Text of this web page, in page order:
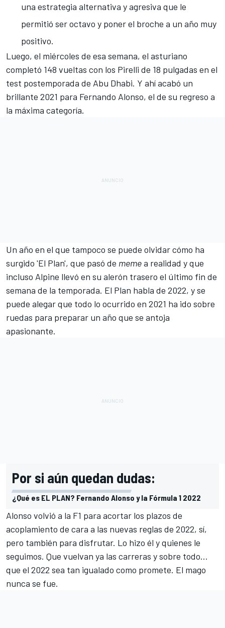
una estrategia alternativa y agresiva que le
permitió ser octavo y poner el broche a un año muy
positivo.
Luego, el miércoles de esa semana, el asturiano
completó 148 vueltas con los Pirelli de 18 pulgadas en el
test postemporada de Abu Dhabi. Y ahí acabó un
brillante 2021 para Fernando Alonso, el de su regreso a
la máxima categoría.
Un año en el que tampoco se puede olvidar cómo ha
surgido 'El Plan', que pasó de memea realidad y que
incluso Alpine llevó en su alerón trasero el último fin de
semana de la temporada. El Plan habla de 2022, y se
puede alegar que todo lo ocurrido en 2021 ha ido sobre
ruedas para preparar un año que se antoja
apasionante.
Por si aún quedan dudas:
¿Qué es EL PLAN? Fernando Alonso y la Fórmula 1 2022
Alonso volvió a la F1 para acortar los plazos de
acoplamiento de cara a las nuevas reglas de 2022, sí,
pero también para disfrutar. Lo hizo él y quienes le
seguimos. Que vuelvan ya las carreras y sobre todo...
que el 2022 sea tan igualado como promete. El mago
nunca se fue.